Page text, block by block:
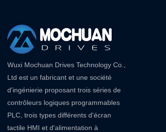
Wuxi Mochuan Drives Technology Co.,
Ltd est un fabricant et une société
d'ingénierie proposant trois séries de
contrôleurs logiques programmables
PLC, trois types différents d'écran
tactile HMI et d'alimentation à